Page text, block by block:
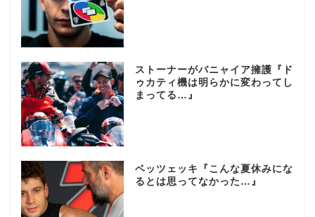
ストーナーがバニャイア擁護『ド
ゥカティ機は明らかに変わってし
まってる…』
ベッツェッキ『こんな夏休みにな
るとは思ってなかった…』